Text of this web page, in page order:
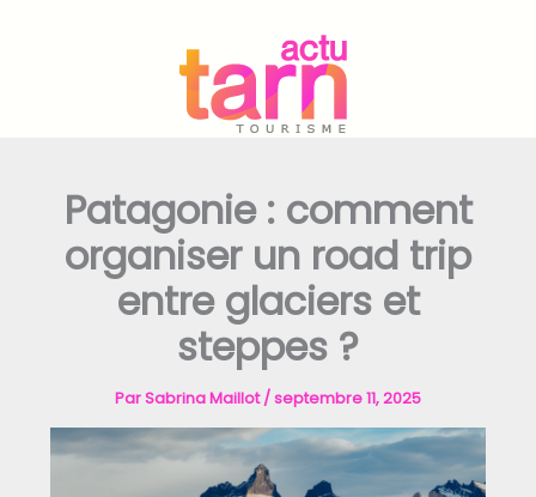
Patagonie : comment
organiser un road trip
entre glaciers et
steppes ?
ParSabrina Maillot/septembre 11, 2025